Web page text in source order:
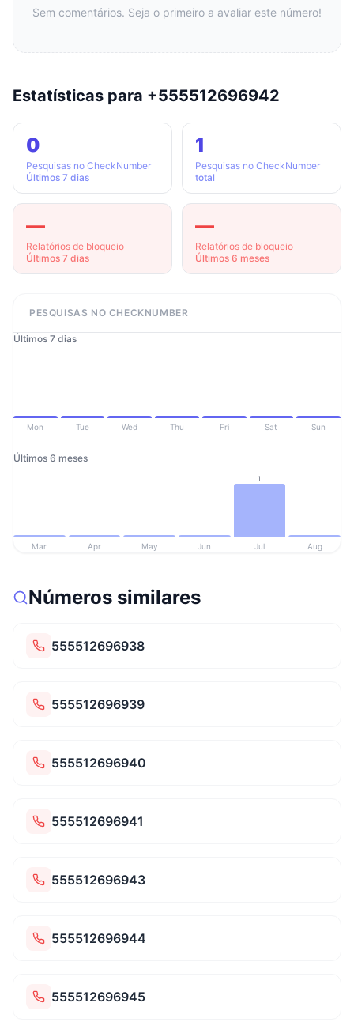
Sem comentários. Seja o primeiro a avaliar este número!
Estatísticas para +555512696942
0
Pesquisas no CheckNumber
Últimos 7 dias
1
Pesquisas no CheckNumber
total
—
Relatórios de bloqueio
Últimos 7 dias
—
Relatórios de bloqueio
Últimos 6 meses
PESQUISAS NO CHECKNUMBER
Últimos 7 dias
Mon Tue Wed Thu Fri Sat Sun
Últimos 6 meses
1
Mar Apr May Jun Jul Aug
Números similares
555512696938
555512696939
555512696940
555512696941
555512696943
555512696944
555512696945